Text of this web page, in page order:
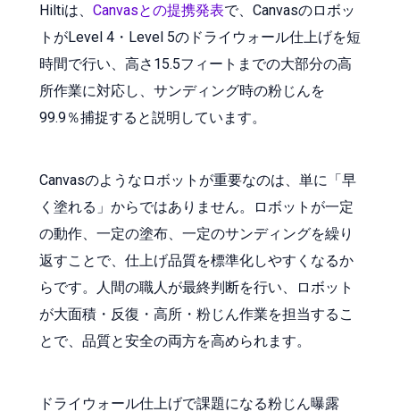
Hiltiは、 Canvasとの提携発表で、Canvasのロボッ
トがLevel 4・Level 5のドライウォール仕上げを短
時間で行い、高さ15.5フィートまでの大部分の高
所作業に対応し、サンディング時の粉じんを
99.9％捕捉すると説明しています。
Canvasのようなロボットが重要なのは、単に「早
く塗れる」からではありません。ロボットが一定
の動作、一定の塗布、一定のサンディングを繰り
返すことで、仕上げ品質を標準化しやすくなるか
らです。人間の職人が最終判断を行い、ロボット
が大面積・反復・高所・粉じん作業を担当するこ
とで、品質と安全の両方を高められます。
ドライウォール仕上げで課題になる粉じん曝露